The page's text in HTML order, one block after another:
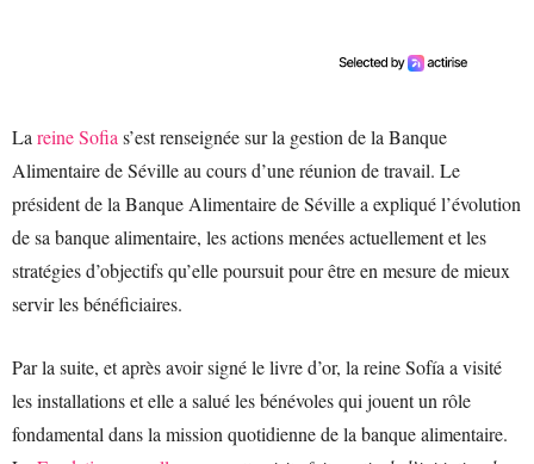
La reine Sofia s’est renseignée sur la gestion de la Banque
Alimentaire de Séville au cours d’une réunion de travail. Le
président de la Banque Alimentaire de Séville a expliqué l’évolution
de sa banque alimentaire, les actions menées actuellement et les
stratégies d’objectifs qu’elle poursuit pour être en mesure de mieux
servir les bénéficiaires.
Par la suite, et après avoir signé le livre d’or, la reine Sofía a visité
les installations et elle a salué les bénévoles qui jouent un rôle
fondamental dans la mission quotidienne de la banque alimentaire.